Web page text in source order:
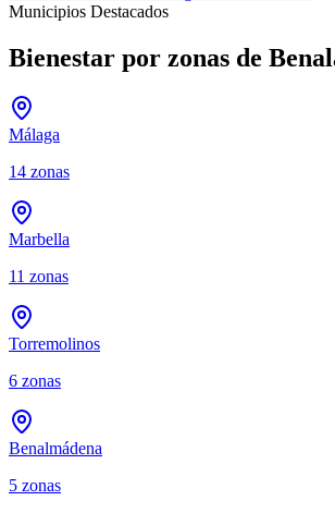
Municipios Destacados
Bienestar por zonas de
Málaga
14 zonas
Marbella
11 zonas
Torremolinos
6 zonas
Benalmádena
5 zonas